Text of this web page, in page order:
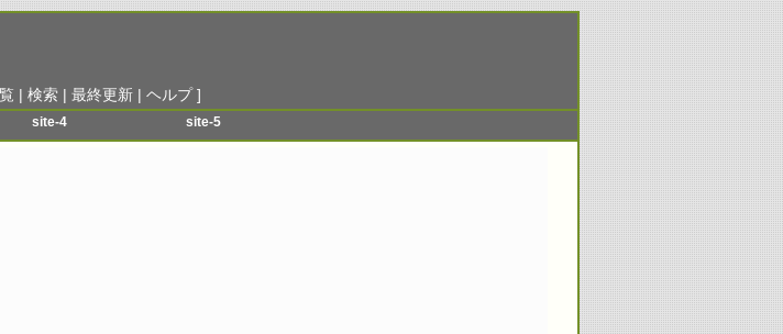
| 検索 | 最終更新 | ヘルプ]
site-4
site-5